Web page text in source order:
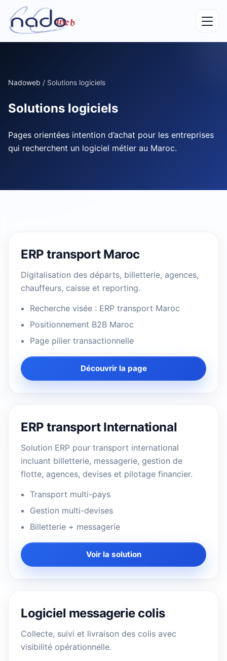
Nadoweb / Solutions logiciels
Solutions logiciels
Pages orientées intention d’achat pour les entreprises
qui recherchent un logiciel métier au Maroc.
ERP transport Maroc
Digitalisation des départs, billetterie, agences,
chauffeurs, caisse et reporting.
Recherche visée : ERP transport Maroc
Positionnement B2B Maroc
Page pilier transactionnelle
Découvrir la page
ERP transport International
Solution ERP pour transport international
incluant billetterie, messagerie, gestion de
flotte, agences, devises et pilotage financier.
Transport multi-pays
Gestion multi-devises
Billetterie + messagerie
Voir la solution
Logiciel messagerie colis
Collecte, suivi et livraison des colis avec
visibilité opérationnelle.